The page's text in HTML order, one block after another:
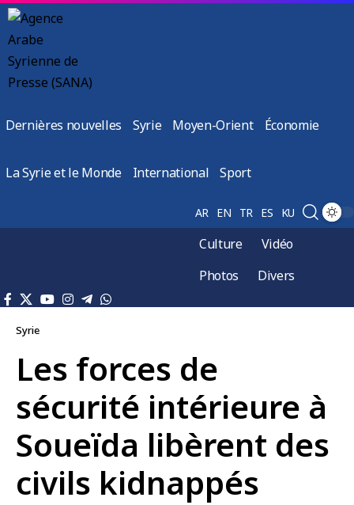
Dernières nouvelles Syrie Moyen-Orient Économie
La Syrie et le Monde International Sport
AR EN TR ES KU
Culture
Vidéo
Photos
Divers
Syrie
Les forces de
sécurité intérieure à
Soueïda libèrent des
civils kidnappés